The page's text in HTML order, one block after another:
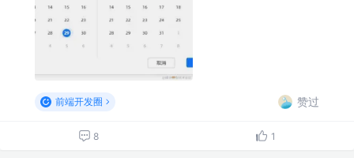
前端开发圈 赞过
8 1